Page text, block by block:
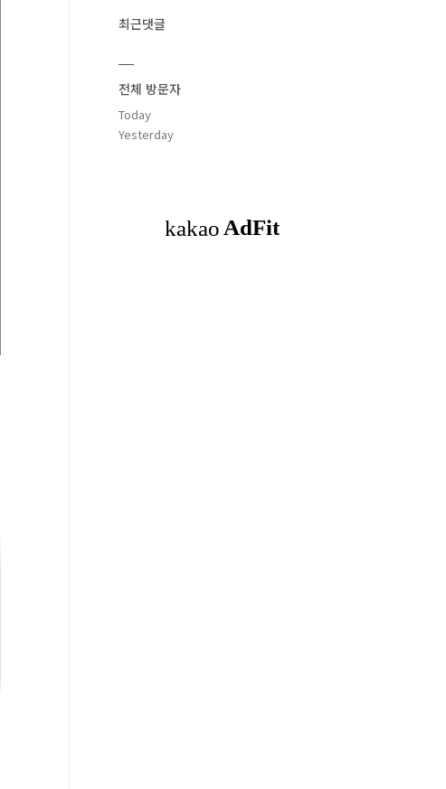
최근댓글
전체 방문자
Today
Yesterday